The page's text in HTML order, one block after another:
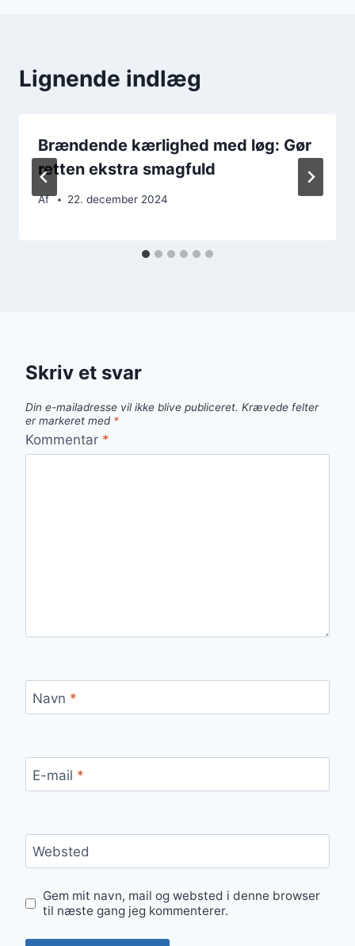
Lignende indlæg
Brændende kærlighed med løg: Gør
retten ekstra smagfuld
Af 22. december 2024
Skriv et svar
Din e-mailadresse vil ikke blive publiceret. Krævede felter
er markeret med *
Kommentar *
Navn *
E-mail *
Websted
Gem mit navn, mail og websted i denne browser
til næste gang jeg kommenterer.